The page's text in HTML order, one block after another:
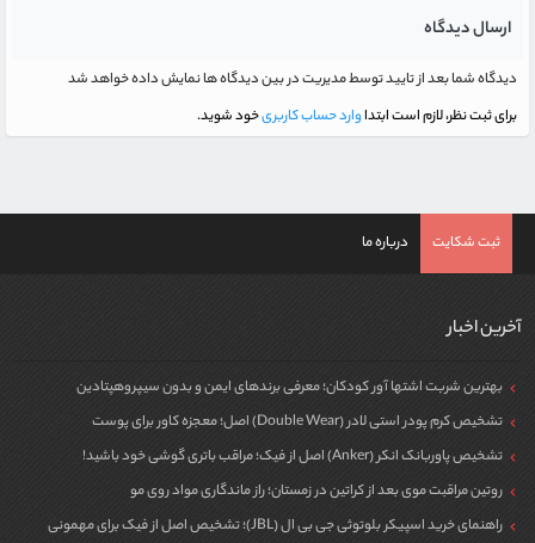
ارسال دیدگاه
دیدگاه شما بعد از تایید توسط مدیریت در بین دیدگاه ها نمایش داده خواهد شد
برای ثبت نظر، لازم است ابتداوارد حساب کاربریخود شوید.
ثبت شکایت درباره ما
آخرین اخبار
بهترین شربت اشتها آور کودکان؛ معرفی برندهای ایمن و بدون سیپروهپتادین
تشخیص کرم پودر استی لادر (Double Wear) اصل؛ معجزه کاور برای پوست
تشخیص پاوربانک انکر (Anker) اصل از فیک؛ مراقب باتری گوشی خود باشید!
روتین مراقبت موی بعد از کراتین در زمستان؛ راز ماندگاری مواد روی مو
راهنمای خرید اسپیکر بلوتوثی جی بی ال (JBL)؛ تشخیص اصل از فیک برای مهمونی